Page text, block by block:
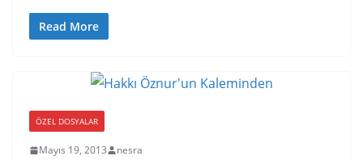
Read More
ÖZEL DOSYALAR
Mayıs 19, 2013 nesra